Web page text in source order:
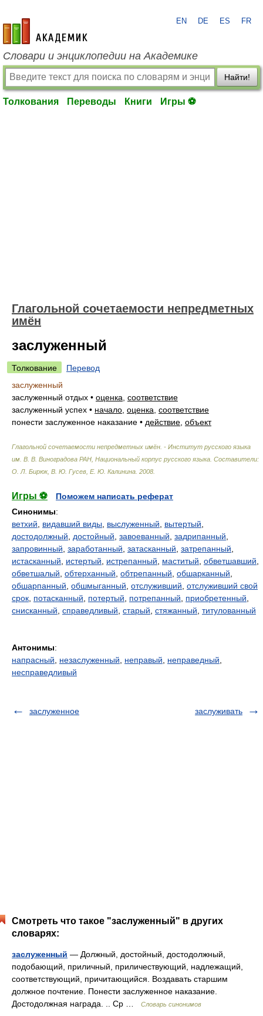
academic.ru
EN DE ES FR
Словари и энциклопедии на Академике
Найти!
Толкования Переводы Книги Игры ⚽
Глагольной сочетаемости непредметных
имён
заслуженный
Толкование
Перевод
заслуженный
заслуженный отдых • оценка соответствие
заслуженный успех • начало оценка соответствие
понести заслуженное наказание • действие объект
Глагольной сочетаемости непредметных имён. - Институт русского языка
им. В. В. Виноградова РАН, Национальный корпус русского языка Составители:
О. Л. Бирюк, В. Ю. Гусев, Е. Ю. Калинина 2008
Игры ⚽
Поможем написать реферат
Синонимы:
ветхий
видавший виды выслуженный вытертый
достодолжный
достойный завоеванный задрипанный
запровинный заработанный затасканный затрепанный
истасканный
истертый истрепанный маститый обветшавший
обветшалый обтерханный обтрепанный обшарканный
обшарпанный обшмыганный отслуживший отслуживший свой
срок потасканный потертый потрепанный приобретенный
снисканный справедливый старый стяжанный титулованный
Антонимы:
напрасный
незаслуженный неправый неправедный
несправедливый
заслуженное заслуживать
Смотреть что такое "заслуженный" в других
словарях:
заслуженный — Должный, достойный, достодолжный,
подобающий, приличный, приличествующий, надлежащий,
соответствующий, причитающийся. Воздавать старшим
должное почтение. Понести заслуженное наказание.
Достодолжная награда. .. Ср …
Словарь синонимов